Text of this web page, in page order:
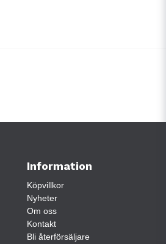
Information
Köpvillkor
Nyheter
Om oss
Kontakt
Bli återförsäljare